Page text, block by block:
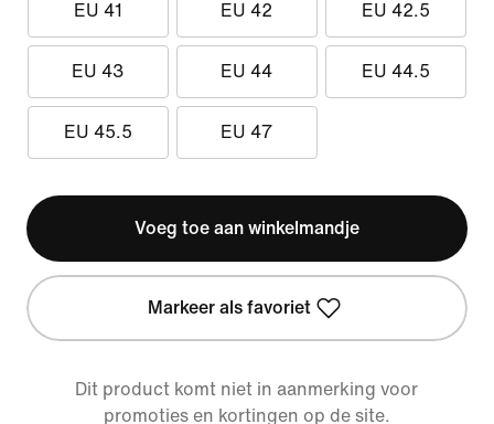
EU 41 EU 42 EU 42.5
EU 43 EU 44 EU 44.5
EU 45.5 EU 47
Voeg toe aan winkelmandje
Markeer als favoriet
Dit product komt niet in aanmerking voor
promoties en kortingen op de site.